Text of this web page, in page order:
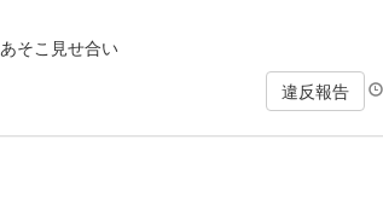
あそこ見せ合い
違反報告